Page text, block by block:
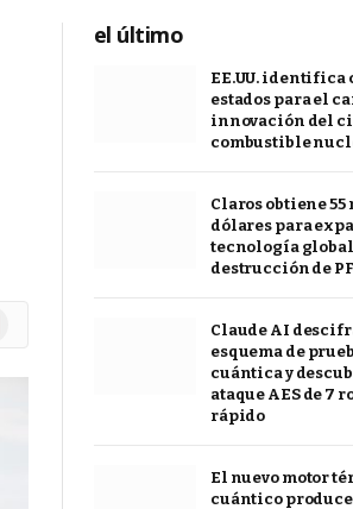
el último
EE.UU. identifica
estados para el
innovación del
combustible
Claros obtiene
dólares para
tecnología
destrucción de
Claude AI
esquema de
cuántica y
ataque AES de 7
rápido
El nuevo motor
cuántico produce